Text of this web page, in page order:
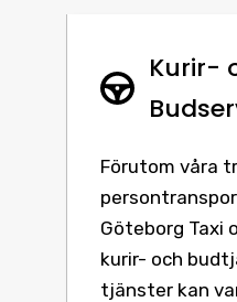
Kurir-
Förutom våra
Göteborg Taxi
kurir- och
tjänster kan